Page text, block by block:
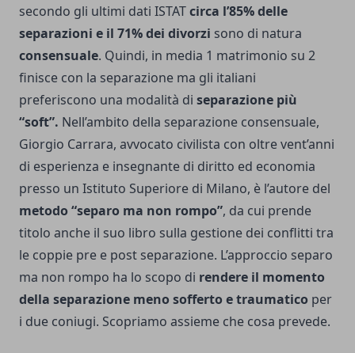
secondo gli ultimi dati ISTATcirca l’85% delle
separazioni e il 71% dei divorzi sono di natura
consensuale. Quindi, in media 1 matrimonio su 2
finisce con la separazione ma gli italiani
preferiscono una modalità di separazione più
“soft”. Nell’ambito della separazione consensuale,
Giorgio Carrara, avvocato civilista con oltre vent’anni
di esperienza e insegnante di diritto ed economia
presso un Istituto Superiore di Milano, è l’autore del
metodo “separo ma non rompo”, da cui prende
titolo anche il suo libro sulla gestione dei conflitti tra
le coppie pre e post separazione. L’approccio separo
ma non rompo ha lo scopo di rendere il momento
della separazione meno sofferto e traumatico per
i due coniugi. Scopriamo assieme che cosa prevede.